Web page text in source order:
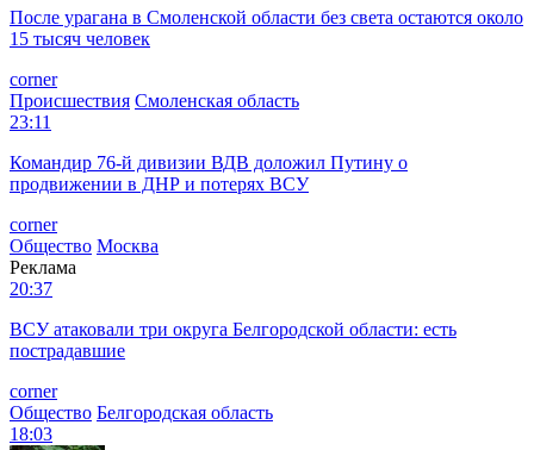
После урагана в Смоленской области без света остаются около
15 тысяч человек
corner
Происшествия Смоленская область
23:11
Командир 76-й дивизии ВДВ доложил Путину о
продвижении в ДНР и потерях ВСУ
corner
Общество Москва
Реклама
20:37
ВСУ атаковали три округа Белгородской области: есть
пострадавшие
corner
Общество Белгородская область
18:03